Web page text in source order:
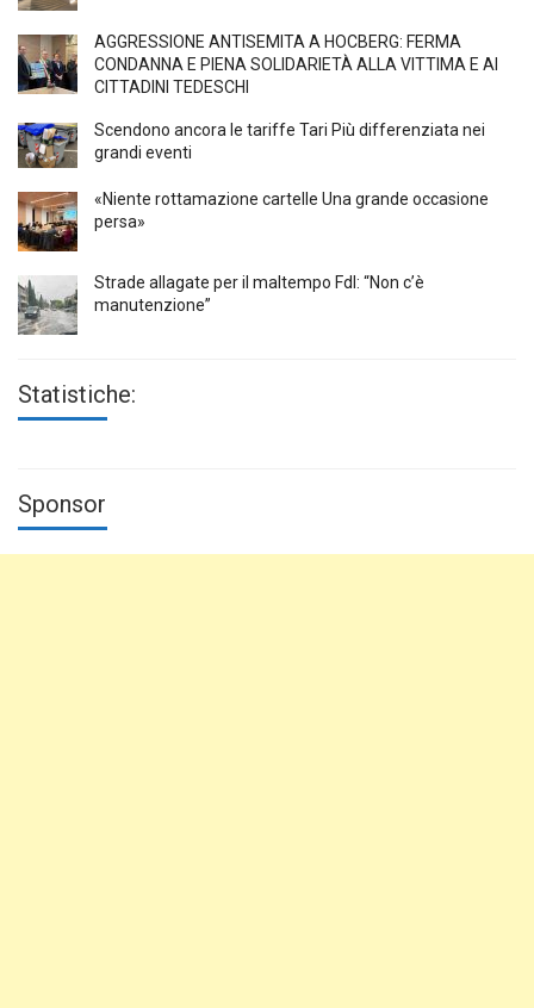
AGGRESSIONE ANTISEMITA A HÖCBERG: FERMA
CONDANNA E PIENA SOLIDARIETÀ ALLA VITTIMA E AI
CITTADINI TEDESCHI
Scendono ancora le tariffe Tari Più differenziata nei
grandi eventi
«Niente rottamazione cartelle Una grande occasione
persa»
Strade allagate per il maltempo FdI: “Non c’è
manutenzione”
Statistiche:
Sponsor